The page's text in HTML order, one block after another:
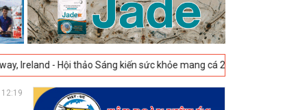
thảo Sáng kiến sức khỏe mang cá 2025 -23-04-2025